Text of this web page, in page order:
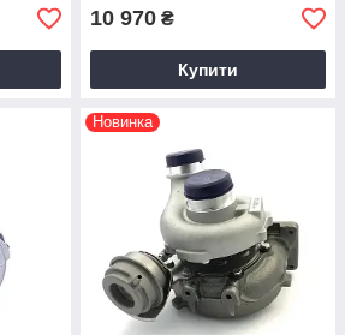
10 970 ₴
Купити
Новинка